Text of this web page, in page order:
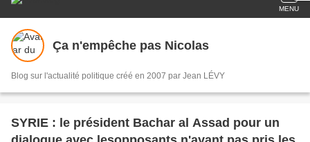
MENU
Ça n'empêche pas Nicolas
Blog sur l'actualité politique créé en 2007 par Jean LÉVY
SYRIE : le président Bachar al Assad pour un